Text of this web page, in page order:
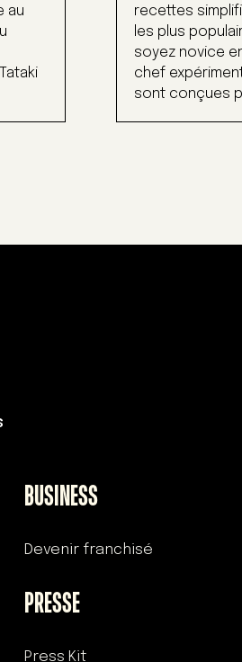
au
recettes
les plus
soyez novice
chef
sont conçues
BUSINESS
Devenir franchisé
PRESSE
Press Kit